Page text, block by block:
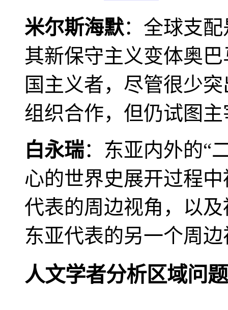
米尔斯海默：全球支
其新保守主义变体奥
国主义者，尽管很少
组织合作，但仍试图
白永瑞：东亚内外的“
心的世界史展开过程
代表的周边视角，以
东亚代表的另一个周
人文学者分析区域问题